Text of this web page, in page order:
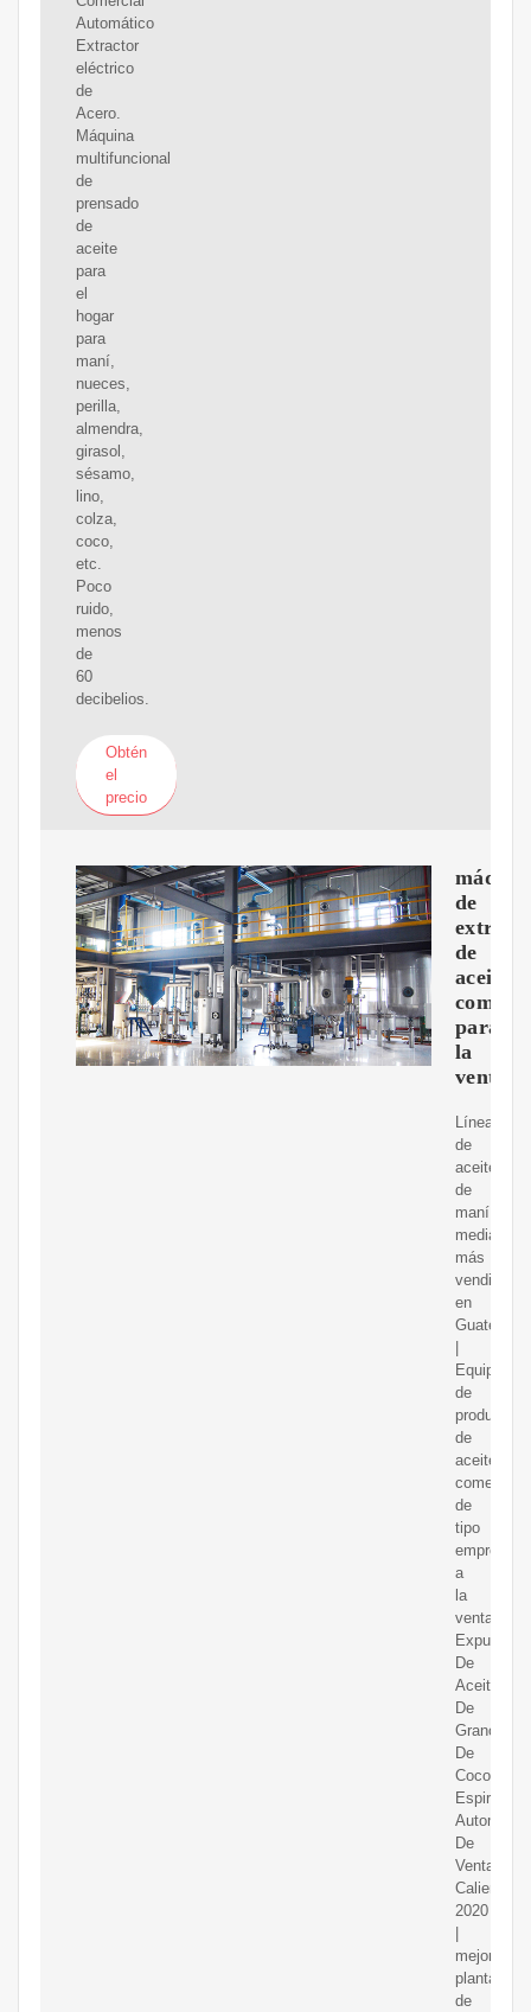
Automático
Extractor
eléctrico
de
Acero.
Máquina
multifuncional
de
prensado
de
aceite
para
el
hogar
para
maní,
nueces,
perilla,
almendra,
girasol,
sésamo,
lino,
colza,
coco,
etc.
Poco
ruido,
menos
de
60
decibelios.
Obtén
el
precio
de
de
aceite
para
la
venta
Línea
de
aceite
de
maní
mediano
más
vendida
en
Guatemala
Equipo
de
producción
de
aceite
comestible
de
tipo
a
la
venta.
Expulsor
De
Aceite
De
Granos
De
Coco
Espiral
De
Ventas
Calientes
2020
mejor
planta
de